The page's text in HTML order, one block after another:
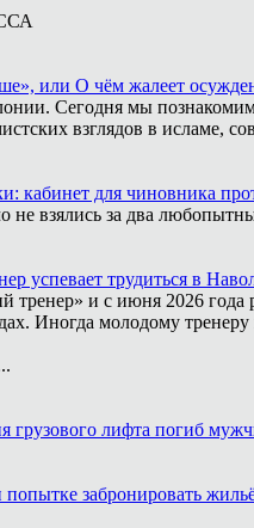
или О чём жалеет
Сегодня мы
взглядов в исламе,
кабинет для чиновника
не взялись за два
успевает трудиться в
тренер» и с июня 2026 года
Иногда молодому
грузового лифта погиб
забронировать